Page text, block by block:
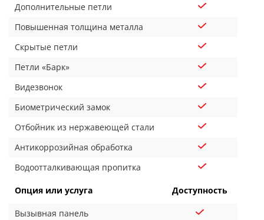
Дополнительные петли
Повышенная толщина металла
Скрытые петли
Петли «Барк»
Видезвонок
Биометрический замок
Отбойник из нержавеющей стали
Антикоррозийная обработка
Водоотталкивающая пропитка
Опция или услуга Доступность
Вызывная панель